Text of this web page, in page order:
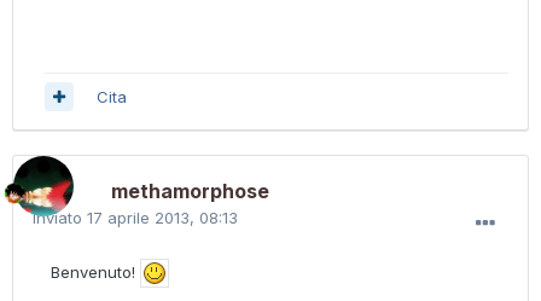
Cita
methamorphose
Inviato 17 aprile 2013, 08:13
Benvenuto!